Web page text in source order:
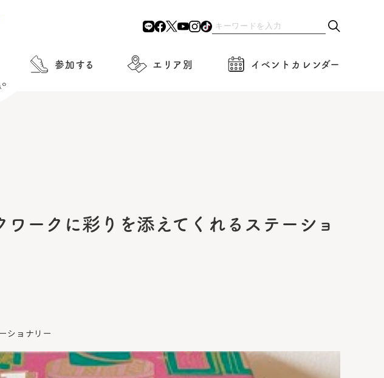
参加する エリア別 イベントカレンダー
ークに彩りを添えてくれるステーショ
ショナリー